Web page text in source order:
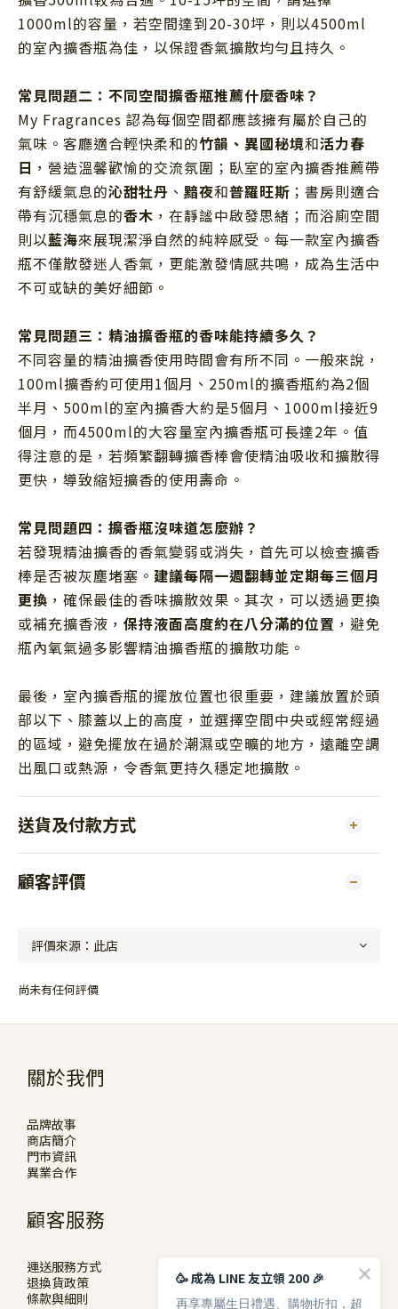
1000ml的容量，若空間達到20-30坪，則以4500ml
的室內擴香瓶為佳，以保證香氣擴散均勻且持久。
常見問題二：不同空間擴香瓶推薦什麼香味？
My Fragrances 認為每個空間都應該擁有屬於自己的
氣味。客廳適合輕快柔和的竹韻、異國秘境和活力春
日 ，營造溫馨歡愉的交流氛圍；臥室的室內擴香推薦帶
有舒緩氣息的沁甜牡丹 、 黯夜和普羅旺斯 ；書房則適合
帶有沉穩氣息的香木 ，在靜謐中啟發思緒；而浴廁空間
則以藍海來展現潔淨自然的純粹感受。 每一款室內擴香
瓶不僅散發迷人香氣，更能激發情感共鳴，成為生活中
不可或缺的美好細節。
常見問題三：精油擴香瓶的香味能持續多久？
不同容量的精油擴香使用時間會有所不同。一般來說，
100ml擴香約可使用1個月、250ml的擴香瓶約為2個
半月、500ml的室內擴香大約是5個月、1000ml接近9
個月，而4500ml的大容量室內擴香瓶可長達2年。值
得注意的是，若頻繁翻轉擴香棒會使精油吸收和擴散得
更快，導致縮短擴香的使用壽命。
常見問題四：擴香瓶沒味道怎麼辦？
若發現精油擴香的香氣變弱或消失，首先可以檢查擴香
棒是否被灰塵堵塞。 建議每隔一週翻轉並定期每三個月
更換 ，確保最佳的香味擴散效果。其次，可以透過更換
或補充擴香液， 保持液面高度約在八分滿的位置 ，避免
瓶內氧氣過多影響精油擴香瓶的擴散功能。
最後，室內擴香瓶的擺放位置也很重要，建議放置於頭
部以下、膝蓋以上的高度，並選擇空間中央或經常經過
的區域，避免擺放在過於潮濕或空曠的地方，遠離空調
出風口或熱源，令香氣更持久穩定地擴散。
送貨及付款方式
顧客評價
尚未有任何評價
關於我們
品牌故事
商店簡介
門市資訊
異業合作
顧客服務
運送服務方式
退換貨政策
條款與細則
🥳 成為 LINE 友立領 200 🎉
再享專屬生日禮遇、購物折扣，超